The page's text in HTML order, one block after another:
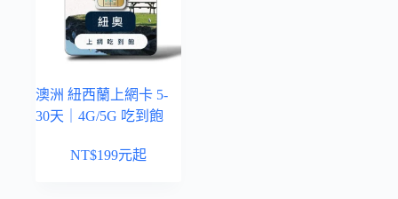
澳洲 紐西蘭上網卡 5-
30天｜4G/5G 吃到飽
NT$199元起